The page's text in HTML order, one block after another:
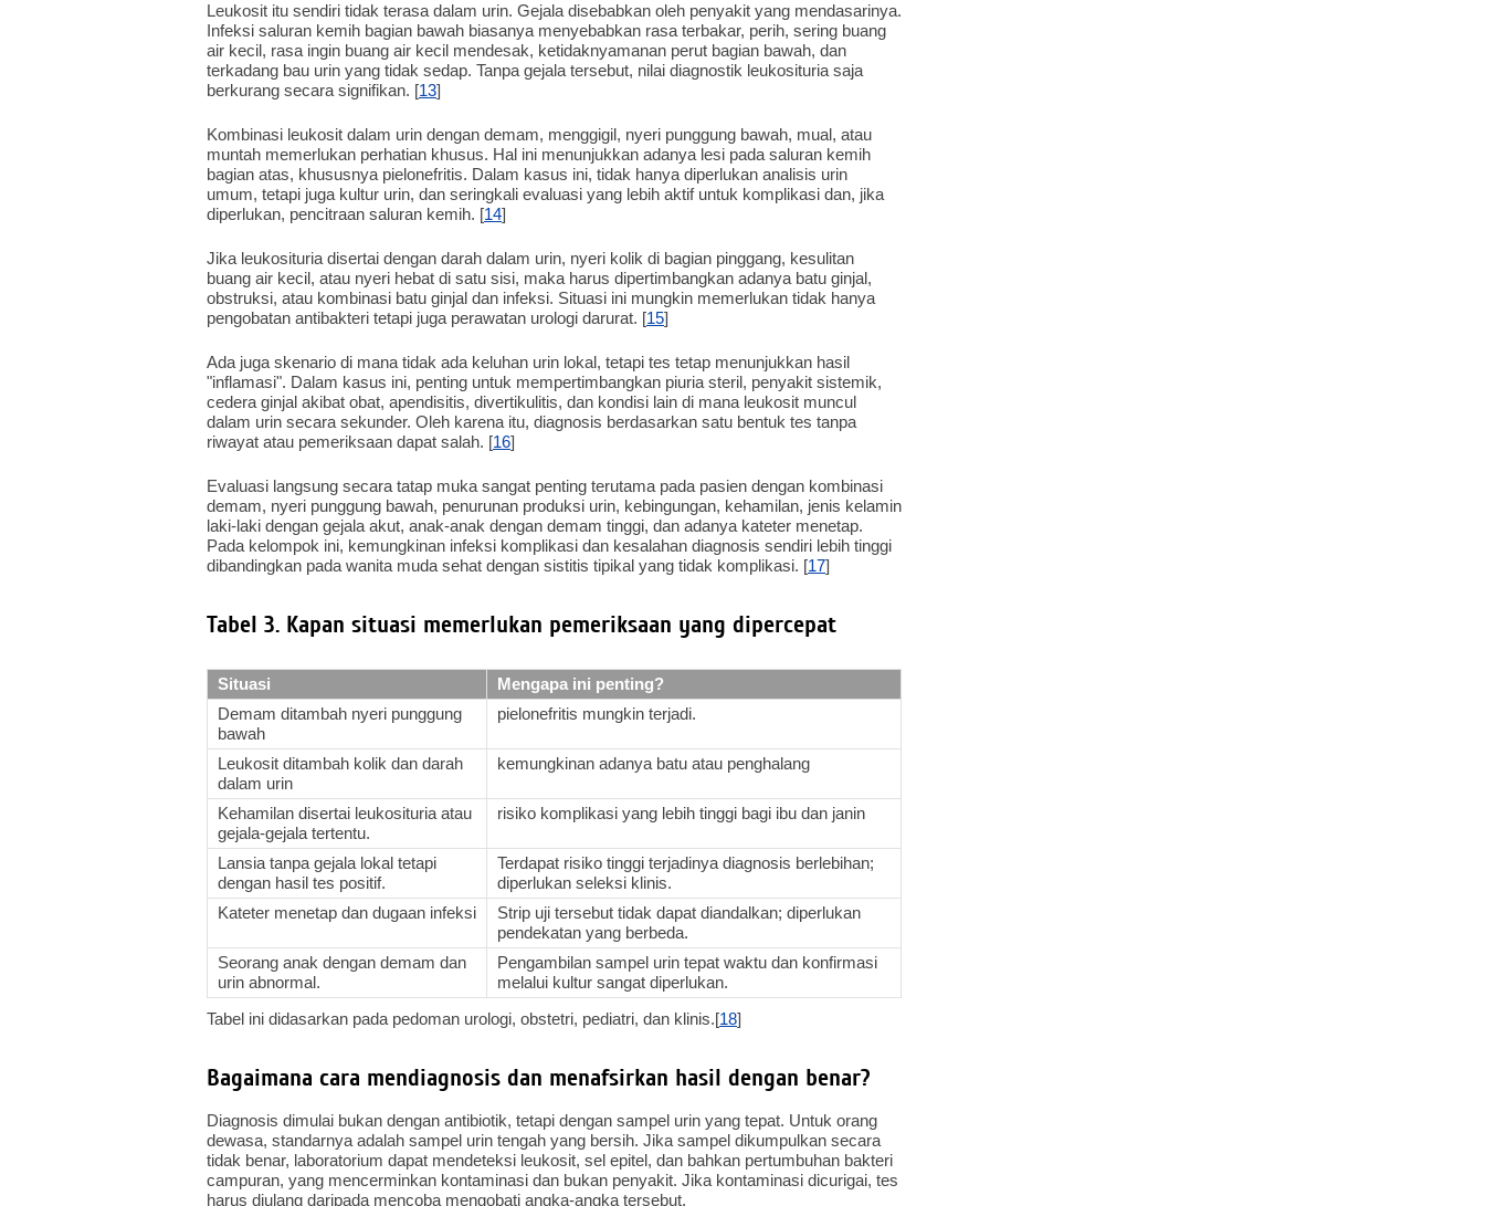
Leukosit itu sendiri tidak terasa dalam urin. Gejala disebabkan oleh penyakit yang mendasarinya.
Infeksi saluran kemih bagian bawah biasanya menyebabkan rasa terbakar, perih, sering buang
air kecil, rasa ingin buang air kecil mendesak, ketidaknyamanan perut bagian bawah, dan
terkadang bau urin yang tidak sedap. Tanpa gejala tersebut, nilai diagnostik leukosituria saja
berkurang secara signifikan. [13]
Kombinasi leukosit dalam urin dengan demam, menggigil, nyeri punggung bawah, mual, atau
muntah memerlukan perhatian khusus. Hal ini menunjukkan adanya lesi pada saluran kemih
bagian atas, khususnya pielonefritis. Dalam kasus ini, tidak hanya diperlukan analisis urin
umum, tetapi juga kultur urin, dan seringkali evaluasi yang lebih aktif untuk komplikasi dan, jika
diperlukan, pencitraan saluran kemih. [14]
Jika leukosituria disertai dengan darah dalam urin, nyeri kolik di bagian pinggang, kesulitan
buang air kecil, atau nyeri hebat di satu sisi, maka harus dipertimbangkan adanya batu ginjal,
obstruksi, atau kombinasi batu ginjal dan infeksi. Situasi ini mungkin memerlukan tidak hanya
pengobatan antibakteri tetapi juga perawatan urologi darurat. [15]
Ada juga skenario di mana tidak ada keluhan urin lokal, tetapi tes tetap menunjukkan hasil
"inflamasi". Dalam kasus ini, penting untuk mempertimbangkan piuria steril, penyakit sistemik,
cedera ginjal akibat obat, apendisitis, divertikulitis, dan kondisi lain di mana leukosit muncul
dalam urin secara sekunder. Oleh karena itu, diagnosis berdasarkan satu bentuk tes tanpa
riwayat atau pemeriksaan dapat salah. [16]
Evaluasi langsung secara tatap muka sangat penting terutama pada pasien dengan kombinasi
demam, nyeri punggung bawah, penurunan produksi urin, kebingungan, kehamilan, jenis kelamin
laki-laki dengan gejala akut, anak-anak dengan demam tinggi, dan adanya kateter menetap.
Pada kelompok ini, kemungkinan infeksi komplikasi dan kesalahan diagnosis sendiri lebih tinggi
dibandingkan pada wanita muda sehat dengan sistitis tipikal yang tidak komplikasi. [17]
Tabel 3. Kapan situasi memerlukan pemeriksaan yang dipercepat
Situasi
Mengapa ini penting?
Demam ditambah nyeri punggung
bawah
pielonefritis mungkin terjadi.
Leukosit ditambah kolik dan darah
dalam urin
kemungkinan adanya batu atau penghalang
Kehamilan disertai leukosituria atau
gejala-gejala tertentu.
risiko komplikasi yang lebih tinggi bagi ibu dan janin
Lansia tanpa gejala lokal tetapi
dengan hasil tes positif.
Terdapat risiko tinggi terjadinya diagnosis berlebihan;
diperlukan seleksi klinis.
Kateter menetap dan dugaan infeksi
Strip uji tersebut tidak dapat diandalkan; diperlukan
pendekatan yang berbeda.
Seorang anak dengan demam dan
urin abnormal.
Pengambilan sampel urin tepat waktu dan konfirmasi
melalui kultur sangat diperlukan.
Tabel ini didasarkan pada pedoman urologi, obstetri, pediatri, dan klinis.[18]
Bagaimana cara mendiagnosis dan menafsirkan hasil dengan benar?
Diagnosis dimulai bukan dengan antibiotik, tetapi dengan sampel urin yang tepat. Untuk orang
dewasa, standarnya adalah sampel urin tengah yang bersih. Jika sampel dikumpulkan secara
tidak benar, laboratorium dapat mendeteksi leukosit, sel epitel, dan bahkan pertumbuhan bakteri
campuran, yang mencerminkan kontaminasi dan bukan penyakit. Jika kontaminasi dicurigai, tes
harus diulang daripada mencoba mengobati angka-angka tersebut.